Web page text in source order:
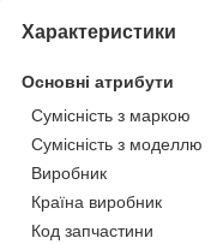
Характеристики
Основні атрибути
Сумісність з маркою
Сумісність з моделлю
Виробник
Країна виробник
Код запчастини